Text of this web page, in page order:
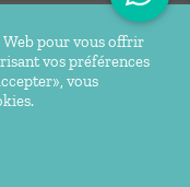
| Tous droits
Réalisation du site
pour vous offrir
vos préférences
vous